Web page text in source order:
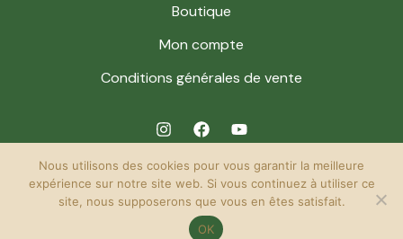
Boutique
Mon compte
Conditions générales de vente
© 2026 Crochet Blanc. Powered by Crochet Blanc.
Nous utilisons des cookies pour vous garantir la meilleure
expérience sur notre site web. Si vous continuez à utiliser ce
site, nous supposerons que vous en êtes satisfait.
OK